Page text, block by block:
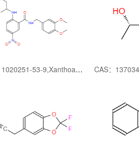
CAS：1020251-53-9,Xanthoanthrafil